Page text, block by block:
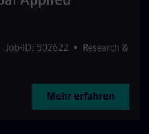
Job-ID: 502622 • Research &
Mehr erfahren